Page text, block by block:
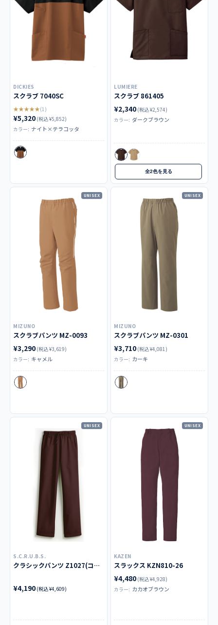
DICKIES
スクラブ 7040SC
★★★★★(1)
¥5,320 (税込 ¥5,852)
カラー: ナイト×テラコッタ
LUMIERE
スクラブ 861405
¥2,340 (税込 ¥2,574)
カラー: ダークブラウン
全2色を見る
UNISEX
MIZUNO
スクラブパンツ MZ-0093
¥3,290 (税込 ¥3,619)
カラー: キャメル
UNISEX
MIZUNO
スクラブパンツ MZ-0301
¥3,710 (税込 ¥4,081)
カラー: カーキ
UNISEX
S.C.R.U.B.S.
クラシックパンツ Z1027(ココア)＜廃番色＞
¥4,190 (税込 ¥4,609)
UNISEX
KAZEN
スラックス KZN810-26
¥4,480 (税込 ¥4,928)
カラー: カカオブラウン